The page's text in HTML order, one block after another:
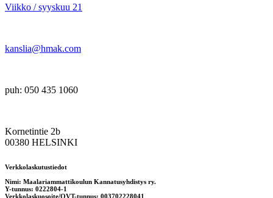
Viikko / syyskuu 21
kanslia@hmak.com
puh: 050 435 1060
Kornetintie 2b
00380 HELSINKI
Verkkolaskutustiedot
Nimi: Maalariammattikoulun Kannatusyhdistys ry.
Y-tunnus: 0222804-1
Verkkolaskuosoite/OVT-tunnus: 003702228041